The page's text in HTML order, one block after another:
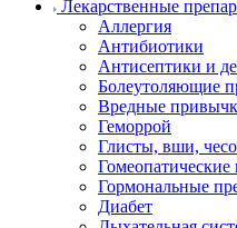
Лекарственные
Аллергия
Антибиотики
Антисептики и
Болеутоляющие
Вредные
Геморрой
Глисты, вши,
Гомеопатические
Гормональные
Диабет